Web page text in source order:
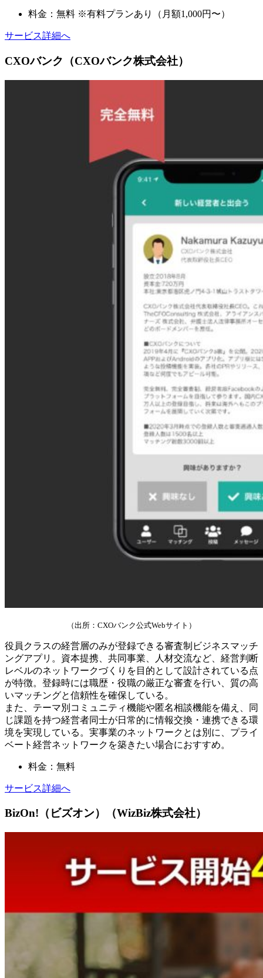
料金：無料 ※有料プランあり（月額1,000円〜）
サービス詳細へ
CXOバンク（CXOバンク株式会社）
（出所：CXOバンク公式Webサイト）
役員クラスの経営層のみが登録できる審査制ビジネスマッチ
ングアプリ。資本提携、共同事業、人材交流など、経営判断
レベルのネットワークづくりを目的として設計されている点
が特徴。登録時には職歴・役職の厳正な審査を行い、質の高
いマッチングと信頼性を確保している。
また、テーマ別コミュニティ機能や匿名相談機能を備え、同
じ課題を持つ経営者同士が日常的に情報交換・連携できる環
境を実現している。実事業のネットワークとは別に、プライ
ベート経営ネットワークを築きたい場合におすすめ。
料金：無料
サービス詳細へ
BizOn!（ビズオン）（WizBiz株式会社）